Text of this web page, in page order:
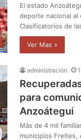
El estado
deporte nacional al
Clasificatorios de
Ver Mas »
administración
para
Anzoátegui
Más de 4 mil
municipios Freites,